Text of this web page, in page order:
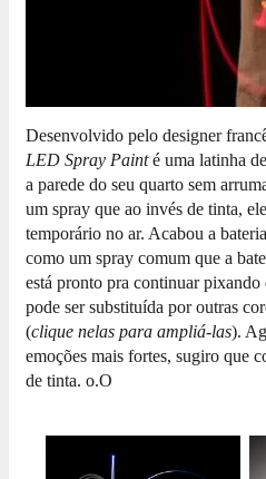
Desenvolvido pelo designer
LED Spray Painté uma latinha
a parede do seu quarto sem
um spray que ao invés de tinta,
temporário no ar. Acabou a
como um spray comum que a
está pronto pra continuar
pode ser substituída por outras
(clique nelas para ampliá-las).
emoções mais fortes, sugiro que
de tinta. o.O